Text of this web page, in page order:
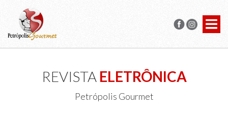
REVISTA ELETRÔNICA
Petrópolis Gourmet